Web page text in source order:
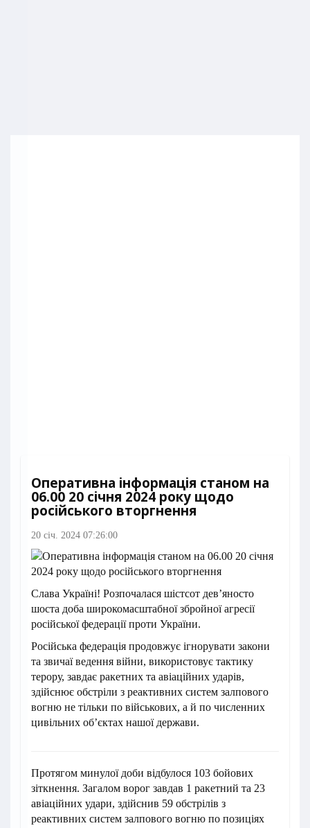
Оперативна інформація станом на
06.00 20 січня 2024 року щодо
російського вторгнення
20 січ. 2024 07:26:00
Слава Україні! Розпочалася шістсот дев’яносто
шоста доба широкомасштабної збройної агресії
російської федерації проти України.
Російська федерація продовжує ігнорувати закони
та звичаї ведення війни, використовує тактику
терору, завдає ракетних та авіаційних ударів,
здійснює обстріли з реактивних систем залпового
вогню не тільки по військових, а й по численних
цивільних об’єктах нашої держави.
Протягом минулої доби відбулося 103 бойових
зіткнення. Загалом ворог завдав 1 ракетний та 23
авіаційних удари, здійснив 59 обстрілів з
реактивних систем залпового вогню по позиціях